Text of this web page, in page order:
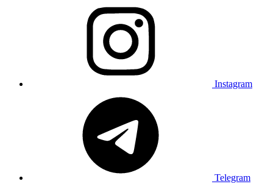
Instagram
Telegram